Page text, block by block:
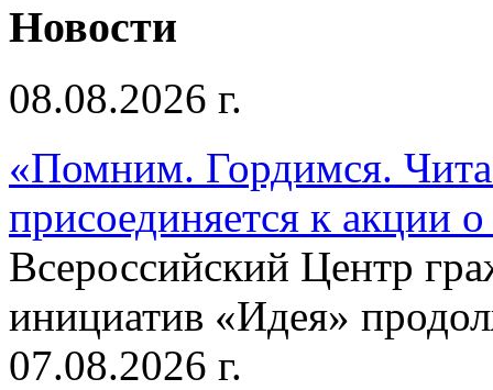
Новости
08.08.2026 г.
«Помним. Гордимся.
присоединяется к акции
Всероссийский Центр
инициатив «Идея»
07.08.2026 г.